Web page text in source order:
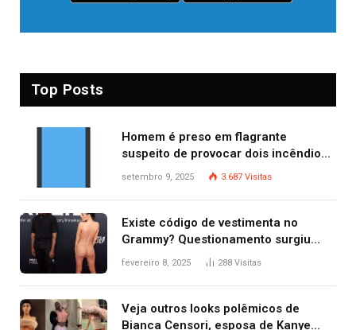
Top Posts
Homem é preso em flagrante
suspeito de provocar dois incêndios
criminosos no mesmo dia
setembro 9, 2025 3.687 Visitas
Existe código de vestimenta no
Grammy? Questionamento surgiu
após Bianca Censori, mulher de
fevereiro 8, 2025 288 Visitas
Veja outros looks polêmicos de
Bianca Censori, esposa de Kanye